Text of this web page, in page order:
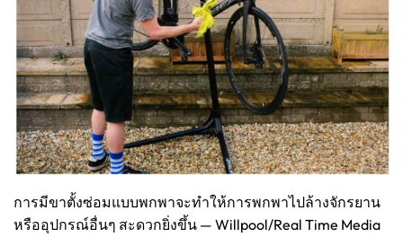
การมีขาตั้งซ่อมแบบพกพาจะทำให้การพกพาไปล้างจักรยาน
หรืออุปกรณ์อื่นๆ สะดวกยิ่งขึ้น — Willpool/Real Time Media